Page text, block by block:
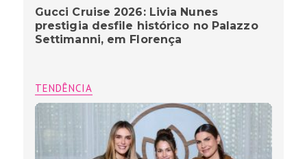
Gucci Cruise 2026: Livia Nunes
prestigia desfile histórico no Palazzo
Settimanni, em Florença
TENDÊNCIA